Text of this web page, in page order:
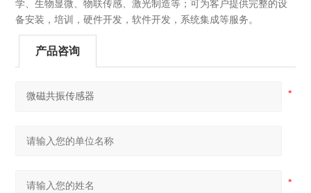
学、生物显微、物联传感、激光制造等；可为客户提供完整的设
备安装，培训，硬件开发，软件开发，系统集成等服务。
产品咨询